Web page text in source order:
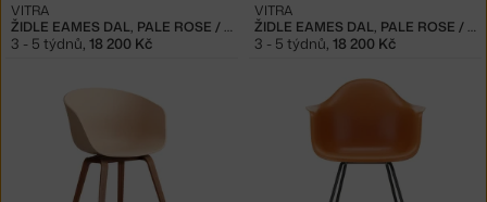
ŽIDLE EAMES DAL, PALE ROSE / POLISHED ALUMINUM
VITRA
3 - 5 týdnů, 18 200 Kč
ŽIDLE EAMES DAL, PALE ROSE / WHITE
VITRA
3 - 5 týdnů, 18 200 Kč